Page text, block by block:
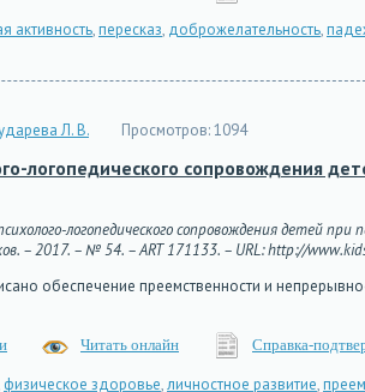
активность,пересказ, доброжелательность,
Л. В. Просмотров:1094
логопедического сопровождения
логопедического сопровождения детей
– 2017. – № 54. – ART 171133. – URL: http://
обеспечение преемственности и
Читать онлайн Справка-
физическое здоровье,личностное развитие,